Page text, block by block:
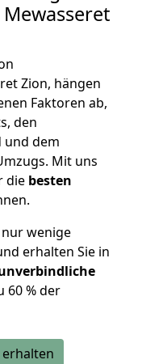
Zion, hängen
Faktoren ab,
den
und dem
Mit uns
die besten
wenige
erhalten Sie in
60 % der